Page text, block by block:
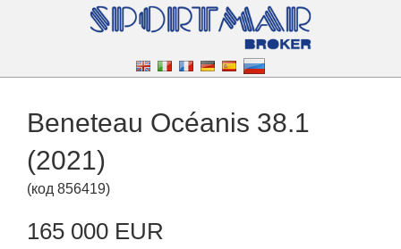
Beneteau Océanis 38.1
(2021)
(код 856419)
165 000 EUR